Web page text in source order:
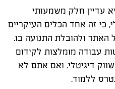
עדיין חלק משמעותי
כי זה אחד הכלים העיקריים
ולהובלת התנועה בו.
עבודה מומלצות לקידום
דיגיטלי. ואם אתם לא
ללמוד.